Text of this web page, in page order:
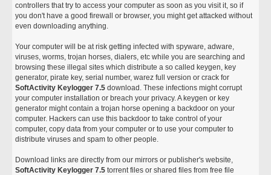
controllers that try to access your computer as soon as you visit it, so if
you don't have a good firewall or browser, you might get attacked without
even downloading anything.
Your computer will be at risk getting infected with spyware, adware,
viruses, worms, trojan horses, dialers, etc while you are searching and
browsing these illegal sites which distribute a so called keygen, key
generator, pirate key, serial number, warez full version or crack for
SoftActivity Keylogger 7.5 download. These infections might corrupt
your computer installation or breach your privacy. A keygen or key
generator might contain a trojan horse opening a backdoor on your
computer. Hackers can use this backdoor to take control of your
computer, copy data from your computer or to use your computer to
distribute viruses and spam to other people.
Download links are directly from our mirrors or publisher's website,
SoftActivity Keylogger 7.5 torrent files or shared files from free file